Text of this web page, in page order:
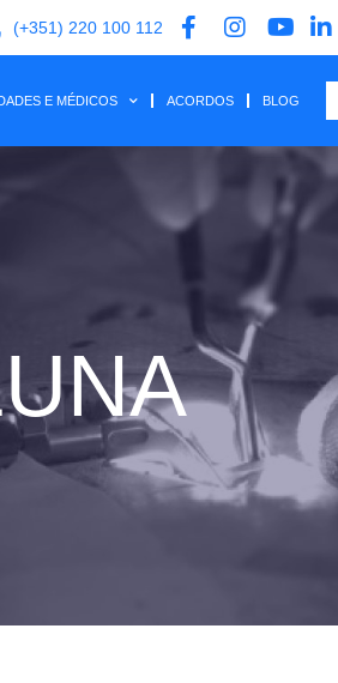
(+351) 220 100 112
E MÉDICOS ACORDOS BLOG